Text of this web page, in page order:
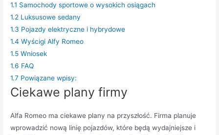
1.1 Samochody sportowe o wysokich osiągach
1.2 Luksusowe sedany
1.3 Pojazdy elektryczne i hybrydowe
1.4 Wyścigi Alfy Romeo
1.5 Wniosek
1.6 FAQ
1.7 Powiązane wpisy:
Ciekawe plany firmy
Alfa Romeo ma ciekawe plany na przyszłość. Firma planuje
wprowadzić nową linię pojazdów, które będą wydajniejsze i